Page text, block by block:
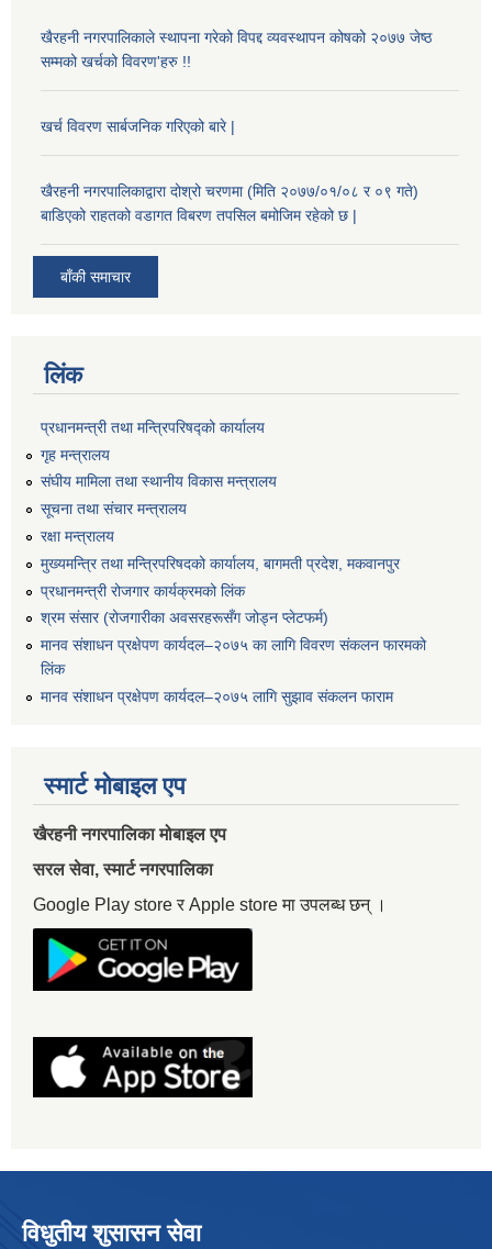
खैरहनी नगरपालिकाले स्थापना गरेको विपद्द व्यवस्थापन कोषको २०७७ जेष्ठ
सम्मको खर्चको विवरण'हरु !!
खर्च विवरण सार्बजनिक गरिएको बारे |
खैरहनी नगरपालिकाद्वारा दोश्रो चरणमा (मिति २०७७/०१/०८ र ०९ गते)
बाडिएको राहतको वडागत विबरण तपसिल बमोजिम रहेको छ |
बाँकी समाचार
लिंक
प्रधानमन्त्री तथा मन्त्रिपरिषद्को कार्यालय
गृह मन्त्रालय
संघीय मामिला तथा स्थानीय विकास मन्त्रालय
सूचना तथा संचार मन्त्रालय
रक्षा मन्त्रालय
मुख्यमन्त्रि तथा मन्त्रिपरिषदको कार्यालय, बागमती प्रदेश, मकवानपुर
प्रधानमन्त्री रोजगार कार्यक्रमको लिंक
श्रम संसार (रोजगारीका अवसरहरूसँग जोड्न प्लेटफर्म)
मानव संशाधन प्रक्षेपण कार्यदल–२०७५ का लागि विवरण संकलन फारमको
लिंक
मानव संशाधन प्रक्षेपण कार्यदल–२०७५ लागि सुझाव संकलन फाराम
स्मार्ट मोबाइल एप
खैरहनी नगरपालिका मोबाइल एप
सरल सेवा, स्मार्ट नगरपालिका
Google Play store र Apple store मा उपलब्ध छन् ।
विधुतीय शुसासन सेवा